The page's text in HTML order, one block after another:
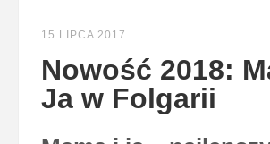
15 LIPCA 2017
Nowość 2018:
Ja w Folgarii